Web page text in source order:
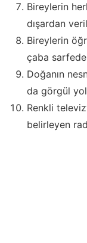
Bireylerin
dışardan
Bireylerin
çaba
Doğanın
da görgül
Renkli
belirleyen